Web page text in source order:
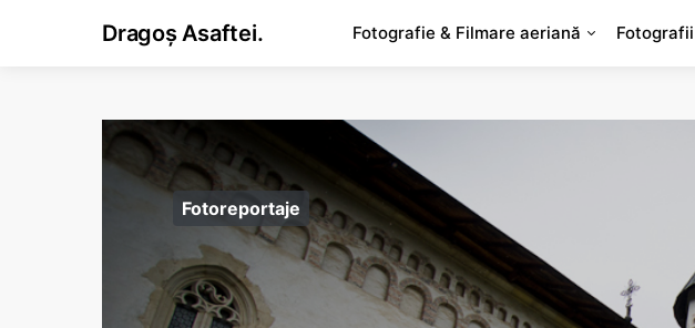
Dragoș Asaftei. Fotografie & Filmare aeriană Fotografii
Fotoreportaje